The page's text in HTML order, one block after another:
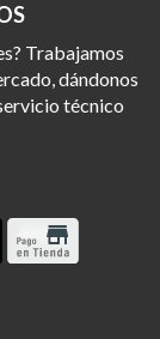
Trabajamos
dándonos
técnico